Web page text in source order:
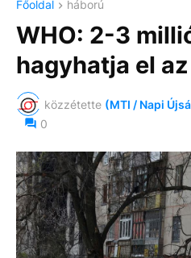
Főoldal háború
WHO: 2-3
hagyhatja el
közzétette (MTI / Napi
0